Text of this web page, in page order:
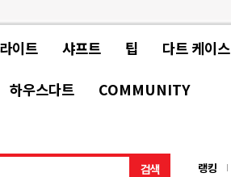
이트 샤프트 팁 다트 케이스
하우스다트 COMMUNITY
랭킹